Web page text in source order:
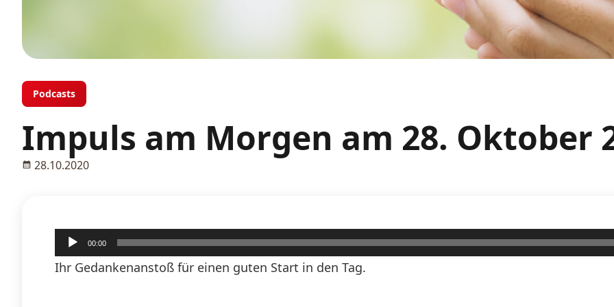
Podcasts
Impuls am Morgen am 28. Oktober
28.10.2020
Audio-
Player
00:00
Ihr Gedankenanstoß für einen guten Start in den Tag.